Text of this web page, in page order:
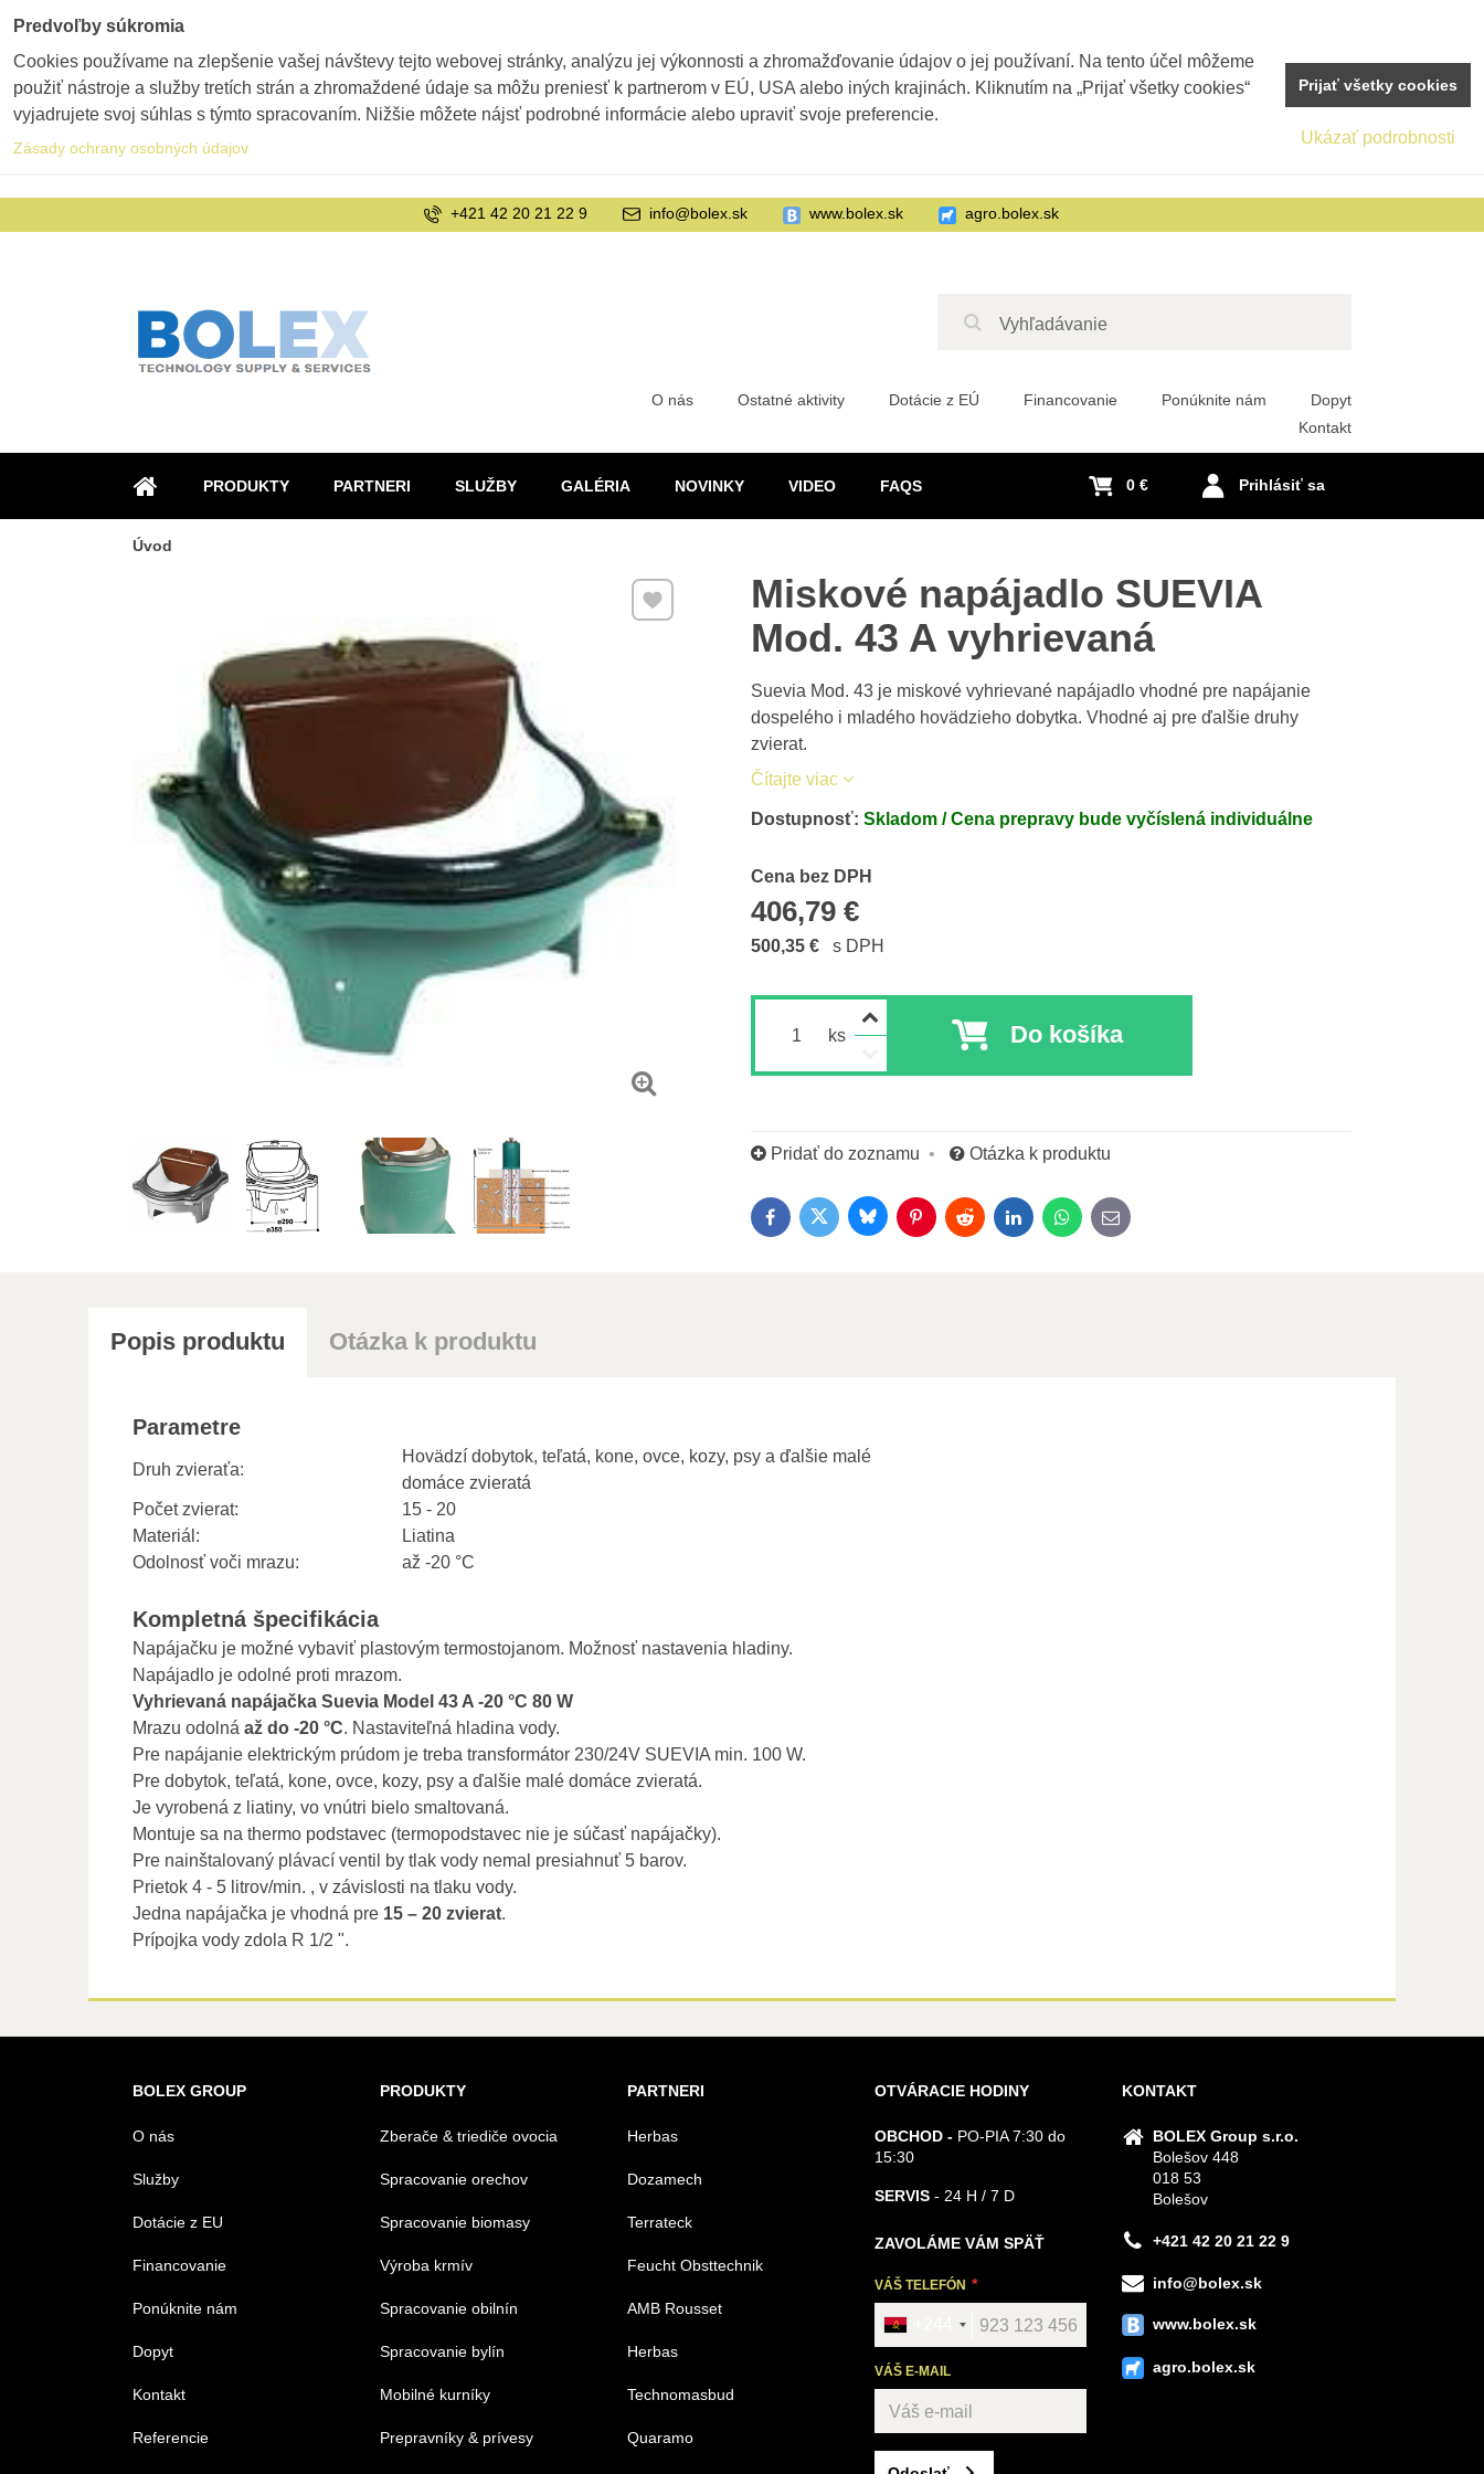
ÚVOD
PRODUKTY PARTNERI SLUŽBY GALÉRIA NOVINKY VIDEO FAQS
O nás Ostatné aktivity Dotácie z EÚ Financovanie Ponúknite nám
Dopyt
Kontakt
Prihlásiť sa
0 €
+421 42 20 21 22 9 info@bolex.sk www.bolex.sk agro.bolex.sk
Úvod
Miskové napájadlo SUEVIA
Mod. 43 A vyhrievaná
Suevia Mod. 43 je miskové vyhrievané napájadlo vhodné pre napájanie
dospelého i mladého hovädzieho dobytka. Vhodné aj pre ďalšie druhy
zvierat.
Čítajte viac
Pridať k Obľúbeným
Dostupnosť: Skladom / Cena prepravy bude vyčíslená individuálne
Cena bez DPH
406,79 €
Cena s DPH
500,35 € s DPH
ks Do košíka
Pridať do zoznamu Otázka k produktu
FacebookTwitterBlueskyPinterestRedditLinkedInWhatsApp
E-mail
Popis produktu Otázka k produktu
Parametre
Druh zvieraťa:
Hovädzí dobytok, teľatá, kone, ovce, kozy, psy a ďalšie malé
domáce zvieratá
Počet zvierat:
15 - 20
Materiál:
Liatina
Odolnosť voči mrazu:
až -20 °C
Kompletná špecifikácia
Napájačku je možné vybaviť plastovým termostojanom. Možnosť nastavenia hladiny.
Napájadlo je odolné proti mrazom.
Vyhrievaná napájačka Suevia Model 43 A -20 °C 80 W
Mrazu odolná až do -20 °C. Nastaviteľná hladina vody.
Pre napájanie elektrickým prúdom je treba transformátor 230/24V SUEVIA min. 100 W.
Pre dobytok, teľatá, kone, ovce, kozy, psy a ďalšie malé domáce zvieratá.
Je vyrobená z liatiny, vo vnútri bielo smaltovaná.
Montuje sa na thermo podstavec (termopodstavec nie je súčasť napájačky).
Pre nainštalovaný plávací ventil by tlak vody nemal presiahnuť 5 barov.
Prietok 4 - 5 litrov/min. , v závislosti na tlaku vody.
Jedna napájačka je vhodná pre 15 – 20 zvierat.
Prípojka vody zdola R 1/2 ".
BOLEX GROUP
O nás
Služby
Dotácie z EU
Financovanie
Ponúknite nám
Dopyt
Kontakt
Referencie
PRODUKTY
Zberače & triediče ovocia
Spracovanie orechov
Spracovanie biomasy
Výroba krmív
Spracovanie obilnín
Spracovanie bylín
Mobilné kurníky
Prepravníky & prívesy
PARTNERI
Herbas
Dozamech
Terrateck
Feucht Obsttechnik
AMB Rousset
Herbas
Technomasbud
Quaramo
OTVÁRACIE HODINY
OBCHOD - PO-PIA 7:30 do
15:30
SERVIS - 24 H / 7 D
ZAVOLÁME VÁM SPÄŤ
VÁŠ TELEFÓN
VÁŠ E-MAIL
KONTAKT
BOLEX Group s.r.o.
Bolešov 448
018 53
Bolešov
+421 42 20 21 22 9
info@bolex.sk
www.bolex.sk
agro.bolex.sk
Predvoľby súkromia
Cookies používame na zlepšenie vašej návštevy tejto webovej stránky, analýzu jej výkonnosti a zhromažďovanie údajov o jej používaní. Na tento účel môžeme
použiť nástroje a služby tretích strán a zhromaždené údaje sa môžu preniesť k partnerom v EÚ, USA alebo iných krajinách. Kliknutím na „Prijať všetky cookies“
vyjadrujete svoj súhlas s týmto spracovaním. Nižšie môžete nájsť podrobné informácie alebo upraviť svoje preferencie.
Zásady ochrany osobných údajov
Ukázať podrobnosti
Prijať všetky cookies